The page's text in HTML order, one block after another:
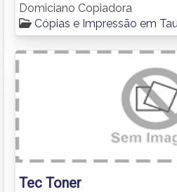
Domiciano Copiadora
Cópias e Impressão em
Tec Toner